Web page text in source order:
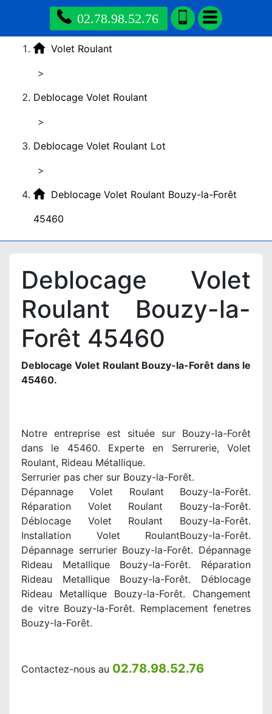
02.78.98.52.76
Volet Roulant
>
Deblocage Volet Roulant
>
Deblocage Volet Roulant Lot
>
Deblocage Volet Roulant Bouzy-la-Forêt
45460
Deblocage Volet
Roulant Bouzy-la-
Forêt 45460
Deblocage Volet Roulant Bouzy-la-Forêt dans le
45460.
Notre entreprise est située sur Bouzy-la-Forêt
dans le 45460. Experte en Serrurerie, Volet
Roulant, Rideau Métallique.
Serrurier pas cher sur Bouzy-la-Forêt.
Dépannage Volet Roulant Bouzy-la-Forêt.
Réparation Volet Roulant Bouzy-la-Forêt.
Déblocage Volet Roulant Bouzy-la-Forêt.
Installation Volet RoulantBouzy-la-Forêt.
Dépannage serrurier Bouzy-la-Forêt. Dépannage
Rideau Metallique Bouzy-la-Forêt. Réparation
Rideau Metallique Bouzy-la-Forêt. Déblocage
Rideau Metallique Bouzy-la-Forêt. Changement
de vitre Bouzy-la-Forêt. Remplacement fenetres
Bouzy-la-Forêt.
Contactez-nous au 02.78.98.52.76